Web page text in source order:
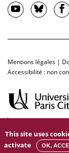
Mentions légales |
Accessibilité : non
This site uses
activate
OK,